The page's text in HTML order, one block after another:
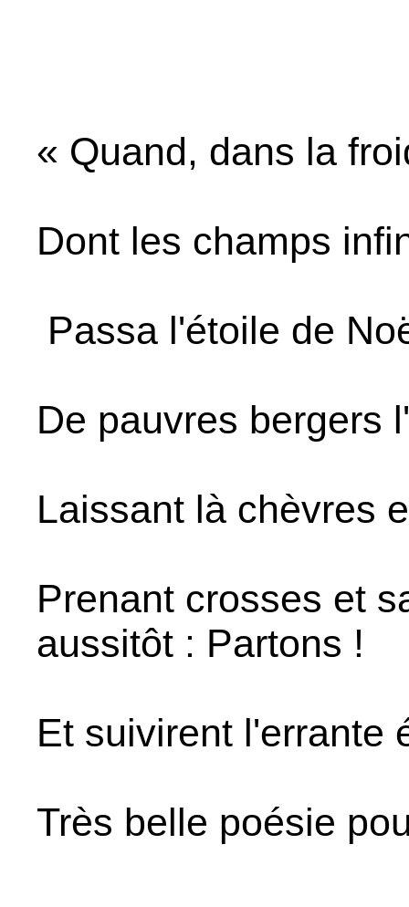
« Quand, dans la
Dont les champs
Passa l'étoile de
De pauvres bergers
Laissant là chèvres
Prenant crosses et
aussitôt : Partons !
Et suivirent l'errante
Très belle poésie